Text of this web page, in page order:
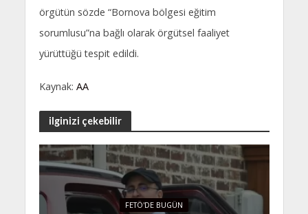
örgütün sözde “Bornova bölgesi eğitim
sorumlusu”na bağlı olarak örgütsel faaliyet
yürüttüğü tespit edildi.
Kaynak: AA
ilginizi çekebilir
FETÖ'DE BUGÜN